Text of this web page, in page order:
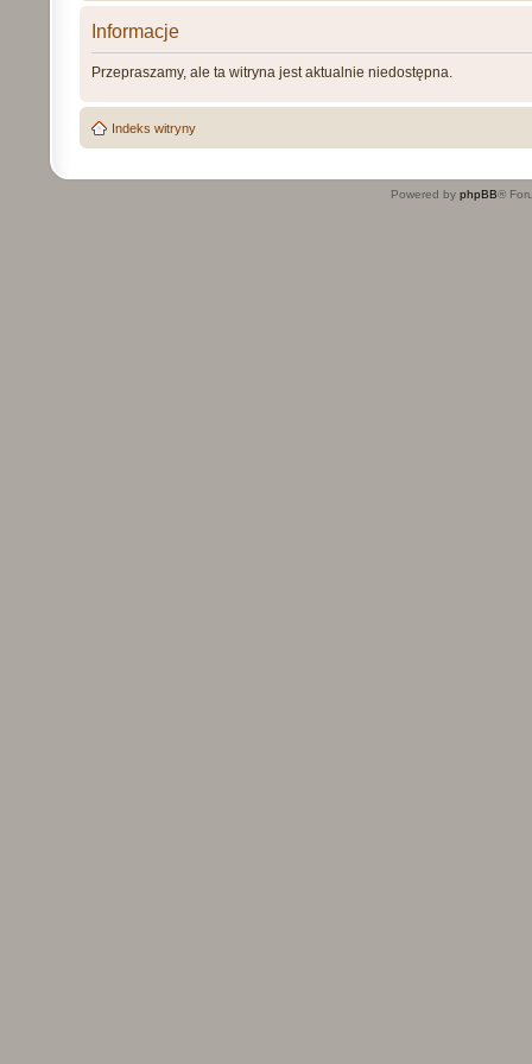
Informacje
Przepraszamy, ale ta witryna jest aktualnie niedostępna.
Indeks witryny
Powered by phpBB®